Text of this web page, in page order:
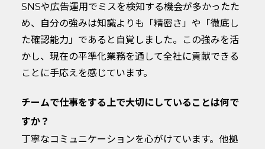
SNSや広告運用でミスを検知する機会が多かったた
め、自分の強みは知識よりも「精密さ」や「徹底し
た確認能力」であると自覚しました。この強みを活
かし、現在の平準化業務を通して全社に貢献できる
ことに手応えを感じています。
チームで仕事をする上で大切にしていることは何で
すか？
丁寧なコミュニケーションを心がけています。他拠